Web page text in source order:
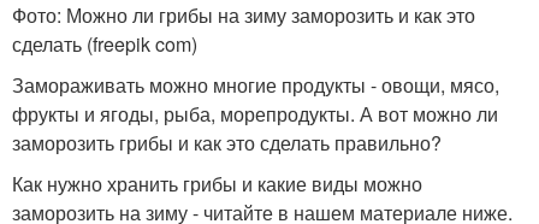
Фото: Можно ли грибы на зиму заморозить и как это
сделать (freepik com)
Замораживать можно многие продукты - овощи, мясо,
фрукты и ягоды, рыба, морепродукты. А вот можно ли
заморозить грибы и как это сделать правильно?
Как нужно хранить грибы и какие виды можно
заморозить на зиму - читайте в нашем материале ниже.